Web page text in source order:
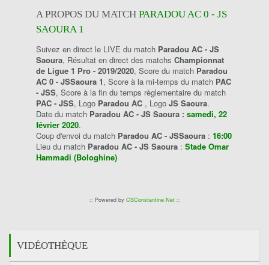
A PROPOS DU MATCH PARADOU AC 0 - JS
SAOURA 1
Suivez en direct le LIVE du match Paradou AC - JS
Saoura, Résultat en direct des matchs Championnat
de Ligue 1 Pro - 2019/2020, Score du match Paradou
AC 0 - JSSaoura 1, Score à la mi-temps du match PAC
- JSS, Score à la fin du temps règlementaire du match
PAC - JSS, Logo Paradou AC , Logo JS Saoura.
Date du match Paradou AC - JS Saoura : samedi, 22
février 2020.
Coup d'envoi du match Paradou AC - JSSaoura : 16:00
Lieu du match Paradou AC - JS Saoura : Stade Omar
Hammadi (Bologhine)
:: Powered by CSConstantine.Net::
VIDÉOTHÈQUE